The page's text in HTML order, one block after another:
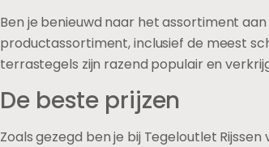
Ben je benieuwd naar het assortiment
productassortiment, inclusief de meest
terrastegels zijn razend populair en
De beste prijzen
Zoals gezegd ben je bij Tegeloutlet